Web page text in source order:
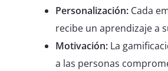
Personalización: Cada
recibe un aprendizaje a
Motivación: La
a las personas